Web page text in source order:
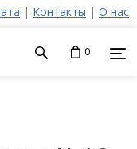
| Контакты | О нас
0